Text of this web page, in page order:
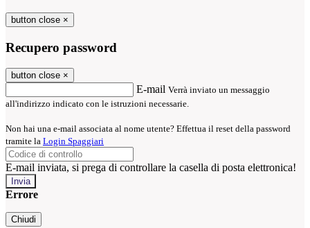
button close ×
Recupero password
button close ×
E-mail Verrà inviato un messaggio
all'indirizzo indicato con le istruzioni necessarie.
Non hai una e-mail associata al nome utente? Effettua il reset della password
tramite la Login Spaggiari
E-mail inviata, si prega di controllare la casella di posta elettronica!
Errore
Chiudi